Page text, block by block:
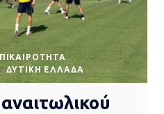
ΔΥΤΙΚΉ ΕΛΛΆΔΑ